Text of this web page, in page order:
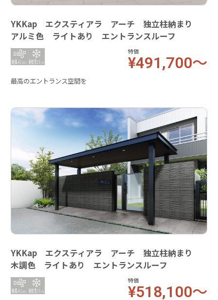
YKKap エクスティアラ アーチ 独立柱納まり
アルミ色 ライトあり エントランスルーフ
特価
¥491,700～
最高のエントランス空間を
YKKap エクスティアラ アーチ 独立柱納まり
木調色 ライトあり エントランスルーフ
特価
¥518,100～